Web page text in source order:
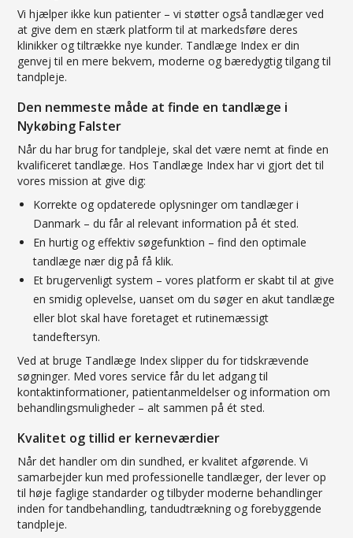
Vi hjælper ikke kun patienter – vi støtter også tandlæger ved
at give dem en stærk platform til at markedsføre deres
klinikker og tiltrække nye kunder. Tandlæge Index er din
genvej til en mere bekvem, moderne og bæredygtig tilgang til
tandpleje.
Den nemmeste måde at finde en tandlæge i
Nykøbing Falster
Når du har brug for tandpleje, skal det være nemt at finde en
kvalificeret tandlæge. Hos Tandlæge Index har vi gjort det til
vores mission at give dig:
Korrekte og opdaterede oplysninger om tandlæger i
Danmark – du får al relevant information på ét sted.
En hurtig og effektiv søgefunktion – find den optimale
tandlæge nær dig på få klik.
Et brugervenligt system – vores platform er skabt til at give
en smidig oplevelse, uanset om du søger en akut tandlæge
eller blot skal have foretaget et rutinemæssigt
tandeftersyn.
Ved at bruge Tandlæge Index slipper du for tidskrævende
søgninger. Med vores service får du let adgang til
kontaktinformationer, patientanmeldelser og information om
behandlingsmuligheder – alt sammen på ét sted.
Kvalitet og tillid er kerneværdier
Når det handler om din sundhed, er kvalitet afgørende. Vi
samarbejder kun med professionelle tandlæger, der lever op
til høje faglige standarder og tilbyder moderne behandlinger
inden for tandbehandling, tandudtrækning og forebyggende
tandpleje.